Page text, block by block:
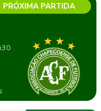
PRÓXIMA PARTIDA